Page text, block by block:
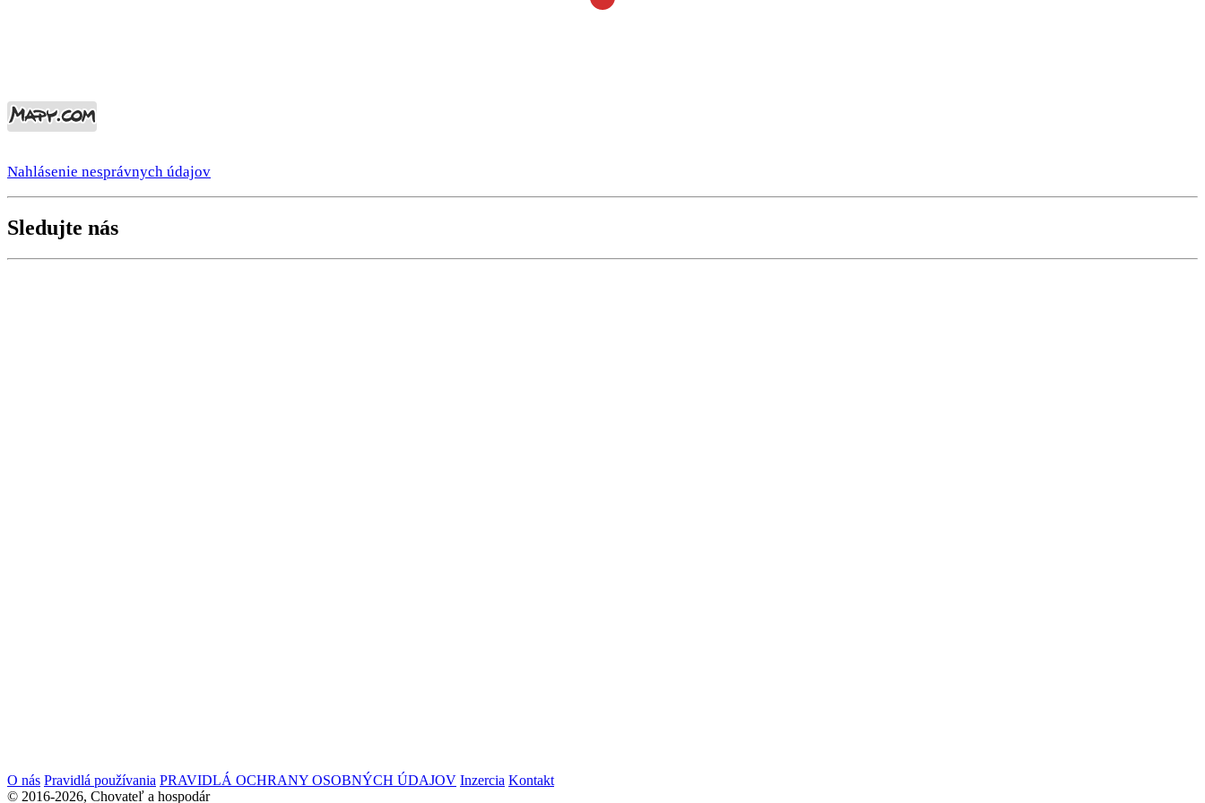
Nahlásenie nesprávnych údajov
Sledujte nás
O nás Pravidlá používania PRAVIDLÁ OCHRANY OSOBNÝCH ÚDAJOV Inzercia Kontakt
© 2016-2026, Chovateľ a hospodár